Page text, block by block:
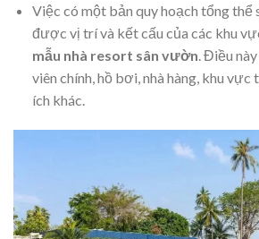
Việc có một bản quy hoạch tổng thể
được vị trí và kết cấu của các khu
mẫu nhà resort sân vườn. Điều
viên chính, hồ bơi, nhà hàng, khu vực
ích khác.